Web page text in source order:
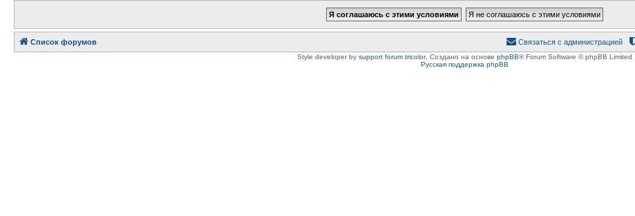
Список форумов Связаться с администрацией
Style developer by support forum tricolor, Создано на основе phpBB® Forum Software © phpBB Limited
Русская поддержка phpBB